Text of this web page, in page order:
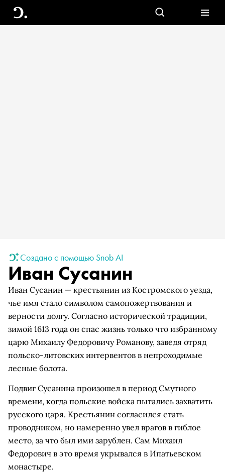
Создано с помощью Snob AI
Иван Сусанин
Иван Сусанин — крестьянин из Костромского уезда,
чье имя стало символом самопожертвования и
верности долгу. Согласно исторической традиции,
зимой 1613 года он спас жизнь только что избранному
царю Михаилу Федоровичу Романову, заведя отряд
польско-литовских интервентов в непроходимые
лесные болота.
Подвиг Сусанина произошел в период Смутного
времени, когда польские войска пытались захватить
русского царя. Крестьянин согласился стать
проводником, но намеренно увел врагов в гиблое
место, за что был ими зарублен. Сам Михаил
Федорович в это время укрывался в Ипатьевском
монастыре.